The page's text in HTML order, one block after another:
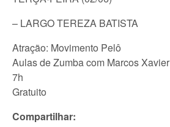
– LARGO TEREZA BATISTA
Atração: Movimento Pelô
Aulas de Zumba com Marcos Xavier
7h
Gratuito
Compartilhar: